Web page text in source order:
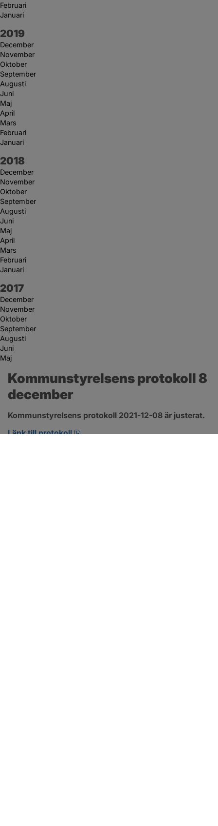
Februari
Januari
År:
2019
December
November
Oktober
September
Augusti
Juni
Maj
April
Mars
Februari
Januari
År:
2018
December
November
Oktober
September
Augusti
Juni
Maj
April
Mars
Februari
Januari
År:
2017
December
November
Oktober
September
Augusti
Juni
Maj
Kommunstyrelsens protokoll 8
december
Kommunstyrelsens protokoll 2021-12-08 är justerat.
Länk till protokoll
pdf, 290 kB, öppnas i nytt fönster.